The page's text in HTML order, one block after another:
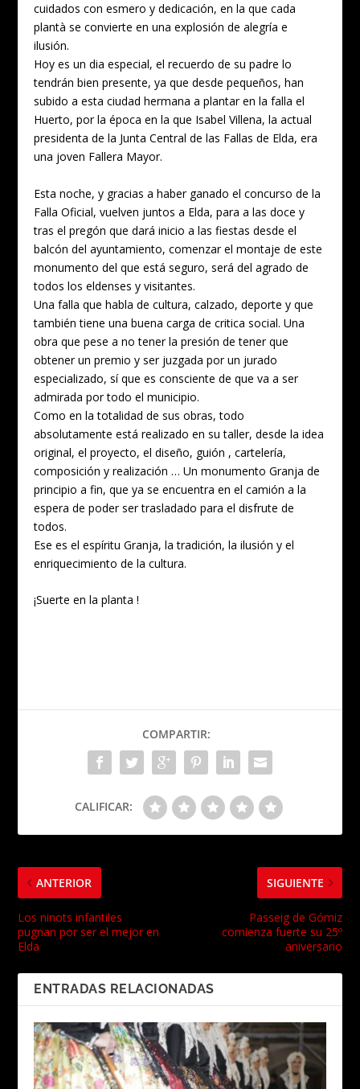
cuidados con esmero y dedicación, en la que cada
plantà se convierte en una explosión de alegría e
ilusión.
Hoy es un dia especial, el recuerdo de su padre lo
tendrán bien presente, ya que desde pequeños, han
subido a esta ciudad hermana a plantar en la falla el
Huerto, por la época en la que Isabel Villena, la actual
presidenta de la Junta Central de las Fallas de Elda, era
una joven Fallera Mayor.
Esta noche, y gracias a haber ganado el concurso de la
Falla Oficial, vuelven juntos a Elda, para a las doce y
tras el pregón que dará inicio a las fiestas desde el
balcón del ayuntamiento, comenzar el montaje de este
monumento del que está seguro, será del agrado de
todos los eldenses y visitantes.
Una falla que habla de cultura, calzado, deporte y que
también tiene una buena carga de critica social. Una
obra que pese a no tener la presión de tener que
obtener un premio y ser juzgada por un jurado
especializado, sí que es consciente de que va a ser
admirada por todo el municipio.
Como en la totalidad de sus obras, todo
absolutamente está realizado en su taller, desde la idea
original, el proyecto, el diseño, guión , cartelería,
composición y realización … Un monumento Granja de
principio a fin, que ya se encuentra en el camión a la
espera de poder ser trasladado para el disfrute de
todos.
Ese es el espíritu Granja, la tradición, la ilusión y el
enriquecimiento de la cultura.
¡Suerte en la planta !
COMPARTIR:
CALIFICAR:
ANTERIOR
Los ninots infantiles
pugnan por ser el mejor en
Elda
SIGUIENTE
Passeig de Gómiz
comienza fuerte su 25º
aniversario
ENTRADAS RELACIONADAS